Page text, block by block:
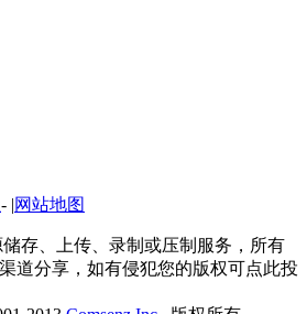
- |网站地图
存、上传、录制或压制服务，所有
道分享，如有侵犯您的版权可点此投